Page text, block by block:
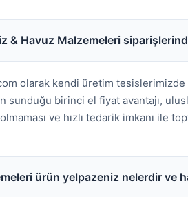
& Havuz Malzemeleri
olarak kendi üretim tesislerimizde
sunduğu birinci el fiyat avantajı,
ve hızlı tedarik imkanı ile
ürün yelpazeniz nelerdir ve